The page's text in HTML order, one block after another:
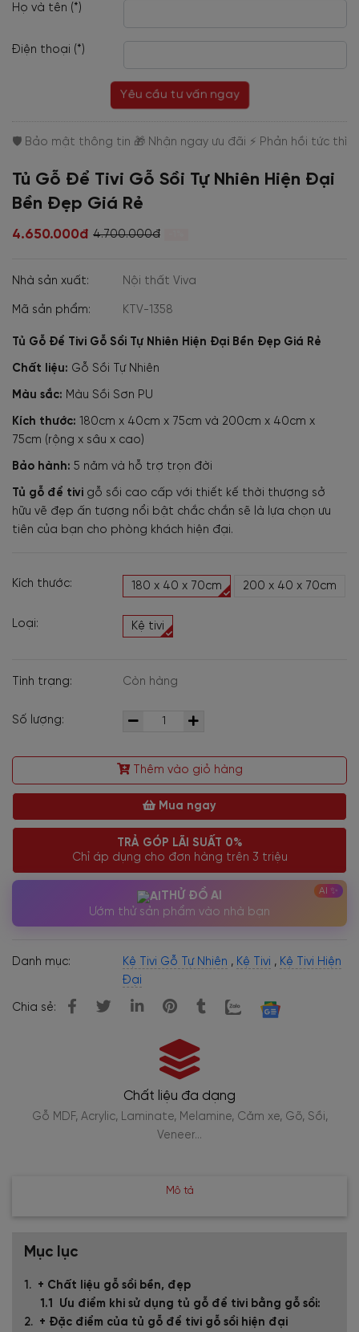
Họ và tên (*)
Điện thoại (*)
Yêu cầu tư vấn ngay
Tủ Gỗ Để Tivi Gỗ Sồi Tự Nhiên Hiện Đại
Bền Đẹp Giá Rẻ
4.650.000đ 4.700.000đ
Nhà sản xuất: Nội thất Viva
Mã sản phẩm: KTV-1358
Tủ Gỗ Để Tivi Gỗ Sồi Tự Nhiên Hiện Đại Bền Đẹp Giá Rẻ
Chất liệu: Gỗ Sồi Tự Nhiên
Màu sắc: Màu Sồi Sơn PU
Kích thước: 180cm x 40cm x 75cm và 200cm x 40cm x
75cm (rộng x sâu x cao)
Bảo hành: 5 năm và hỗ trợ trọn đời
Tủ gỗ để tivi gỗ sồi cao cấp với thiết kế thời thượng sở
hữu vẽ đẹp ấn tượng nổi bật chắc chắn sẽ là lựa chọn ưu
tiên của bạn cho phòng khách hiện đại.
Kích thước: 180 x 40 x 70cm 200 x 40 x 70cm
Loại: Kệ tivi
Tình trạng: Còn hàng
Số lượng:
Thêm vào giỏ hàng
Mua ngay
TRẢ GÓP LÃI SUẤT 0%
Chỉ áp dụng cho đơn hàng trên 3 triệu
THỬ ĐỒ AI
Ướm thử sản phẩm vào nhà bạn
Danh mục: Kệ Tivi Gỗ Tự Nhiên , Kệ Tivi , Kệ Tivi Hiện
Đại
Chia sẻ:
Chất liệu đa dạng
Gỗ MDF, Acrylic, Laminate, Melamine, Căm xe, Gõ, Sồi,
Veneer…
Mô tả
Mục lục
+ Chất liệu gỗ sồi bền, đẹp
Ưu điểm khi sử dụng tủ gỗ để tivi bằng gỗ sồi:
+ Đặc điểm của tủ gỗ để tivi gỗ sồi hiện đại